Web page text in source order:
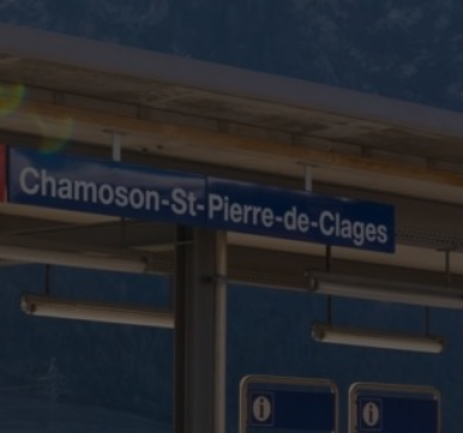
Le Village du Livre
Historique